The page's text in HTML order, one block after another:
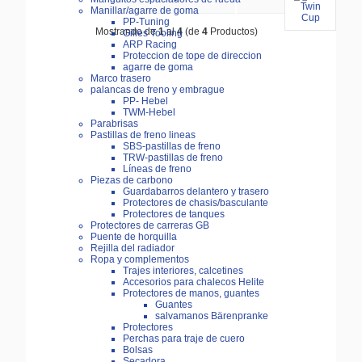
Manillar/agarre de goma
PP-Tuning
Gilles Tooling
ARP Racing
Proteccion de tope de direccion
agarre de goma
Marco trasero
palancas de freno y embrague
PP- Hebel
TWM-Hebel
Parabrisas
Pastillas de freno lineas
SBS-pastillas de freno
TRW-pastillas de freno
Líneas de freno
Piezas de carbono
Guardabarros delantero y trasero
Protectores de chasis/basculante
Protectores de tanques
Protectores de carreras GB
Puente de horquilla
Rejilla del radiador
Ropa y complementos
Trajes interiores, calcetines
Accesorios para chalecos Helite
Protectores de manos, guantes
Guantes
salvamanos Bärenpranke
Protectores
Perchas para traje de cuero
Bolsas
Mostrando de1al4(de 4Productos)